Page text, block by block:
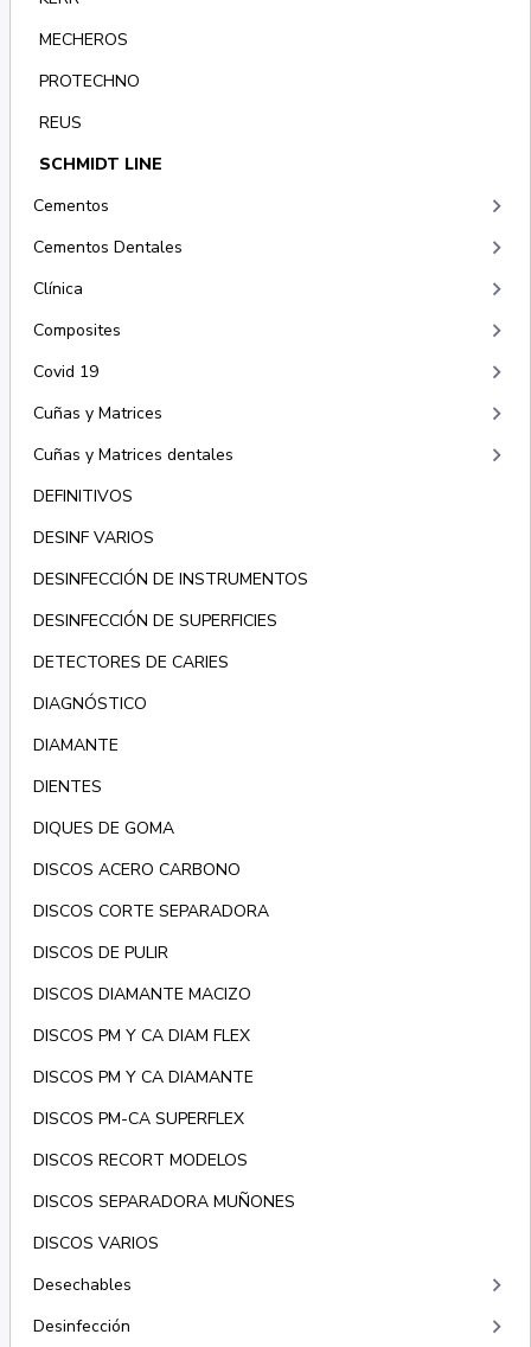
MECHEROS
PROTECHNO
REUS
SCHMIDT LINE
Cementos
keyboard_arrow_right
Cementos Dentales keyboard_arrow_right
Clínica keyboard_arrow_right
Composites keyboard_arrow_right
Covid 19 keyboard_arrow_right
Cuñas y Matrices keyboard_arrow_right
Cuñas y Matrices dentales keyboard_arrow_right
DEFINITIVOS
DESINF VARIOS
DESINFECCIÓN DE INSTRUMENTOS
DESINFECCIÓN DE SUPERFICIES
DETECTORES DE CARIES
DIAGNÓSTICO
DIAMANTE
DIENTES
DIQUES DE GOMA
DISCOS ACERO CARBONO
DISCOS CORTE SEPARADORA
DISCOS DE PULIR
DISCOS DIAMANTE MACIZO
DISCOS PM Y CA DIAM FLEX
DISCOS PM Y CA DIAMANTE
DISCOS PM-CA SUPERFLEX
DISCOS RECORT MODELOS
DISCOS SEPARADORA MUÑONES
DISCOS VARIOS
Desechables
keyboard_arrow_right
Desinfección keyboard_arrow_right